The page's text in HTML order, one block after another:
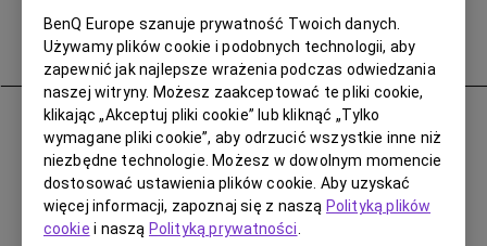
BenQ Europe szanuje prywatność Twoich danych.
Używamy plików cookie i podobnych technologii, aby
zapewnić jak najlepsze wrażenia podczas odwiedzania
naszej witryny. Możesz zaakceptować te pliki cookie,
klikając „Akceptuj pliki cookie” lub kliknąć „Tylko
wymagane pliki cookie”, aby odrzucić wszystkie inne niż
niezbędne technologie. Możesz w dowolnym momencie
dostosować ustawienia plików cookie. Aby uzyskać
więcej informacji, zapoznaj się z nasząPolityką plików
cookie i nasząPolityką prywatności
Winner of Golden Statue Award for China
Photography
Zhai Dong Feng is one of the most celebrated
landscape photographers in China. He started
professional photography in 1982. Since his professional
photography debut, Mr. Zhai has participated in
numerous photography competitions and secured